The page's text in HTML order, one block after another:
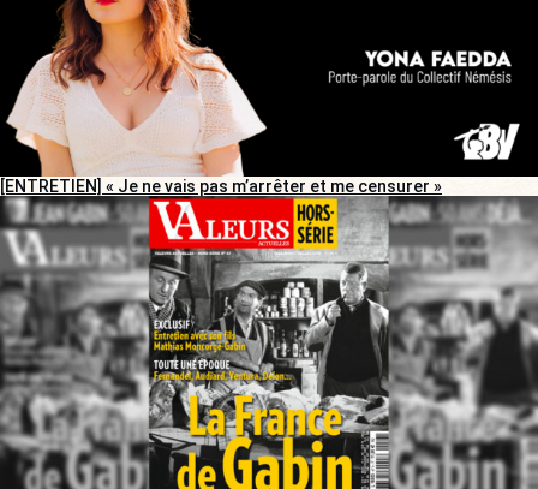
[ENTRETIEN] « Je ne vais pas m’arrêter et me censurer »